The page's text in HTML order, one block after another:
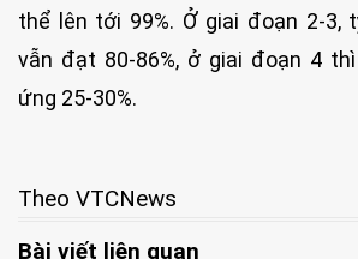
thể lên tới 99%. Ở giai đoạn 2-3,
vẫn đạt 80-86%, ở giai đoạn 4
ứng 25-30%.
Theo VTCNews
Bài viết liên quan